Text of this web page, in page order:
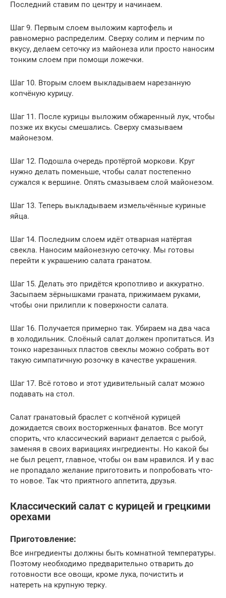
Последний ставим по центру и начинаем.
Шаг 9. Первым слоем выложим картофель и
равномерно распределим. Сверху солим и перчим по
вкусу, делаем сеточку из майонеза или просто наносим
тонким слоем при помощи ложечки.
Шаг 10. Вторым слоем выкладываем нарезанную
копчёную курицу.
Шаг 11. После курицы выложим обжаренный лук, чтобы
позже их вкусы смешались. Сверху смазываем
майонезом.
Шаг 12. Подошла очередь протёртой моркови. Круг
нужно делать поменьше, чтобы салат постепенно
сужался к вершине. Опять смазываем слой майонезом.
Шаг 13. Теперь выкладываем измельчённые куриные
яйца.
Шаг 14. Последним слоем идёт отварная натёртая
свекла. Наносим майонезную сеточку. Мы готовы
перейти к украшению салата гранатом.
Шаг 15. Делать это придётся кропотливо и аккуратно.
Засыпаем зёрнышками граната, прижимаем руками,
чтобы они прилипли к поверхности салата.
Шаг 16. Получается примерно так. Убираем на два часа
в холодильник. Слоёный салат должен пропитаться. Из
тонко нарезанных пластов свеклы можно собрать вот
такую симпатичную розочку в качестве украшения.
Шаг 17. Всё готово и этот удивительный салат можно
подавать на стол.
Салат гранатовый браслет с копчёной курицей
дожидается своих восторженных фанатов. Все могут
спорить, что классический вариант делается с рыбой,
заменяя в своих вариациях ингредиенты. Но какой бы
не был рецепт, главное, чтобы он вам нравился. И у вас
не пропадало желание приготовить и попробовать что-
то новое. Так что приятного аппетита, друзья.
Классический салат с курицей и грецкими
орехами
Приготовление:
Все ингредиенты должны быть комнатной температуры.
Поэтому необходимо предварительно отварить до
готовности все овощи, кроме лука, почистить и
натереть на крупную терку.